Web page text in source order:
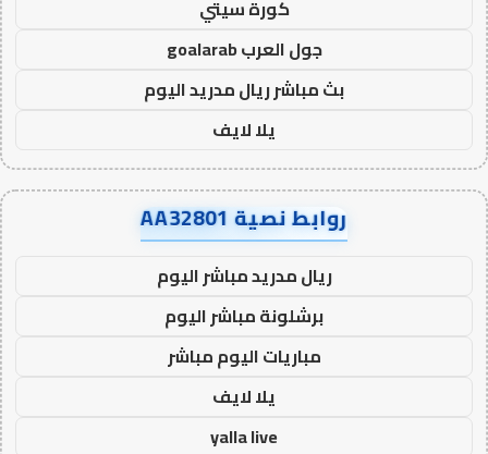
كورة سيتي
جول العرب goalarab
بث مباشر ريال مدريد اليوم
يلا لايف
روابط نصية AA32801
ريال مدريد مباشر اليوم
برشلونة مباشر اليوم
مباريات اليوم مباشر
يلا لايف
yalla live